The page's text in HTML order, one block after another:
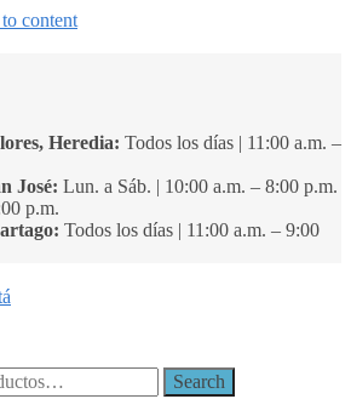
content
Heredia: Todos los días | 11:00 a.m. –
José: Lun. a Sáb. | 10:00 a.m. – 8:00 p.m.
p.m.
Todos los días | 11:00 a.m. – 9:00
Search
Search